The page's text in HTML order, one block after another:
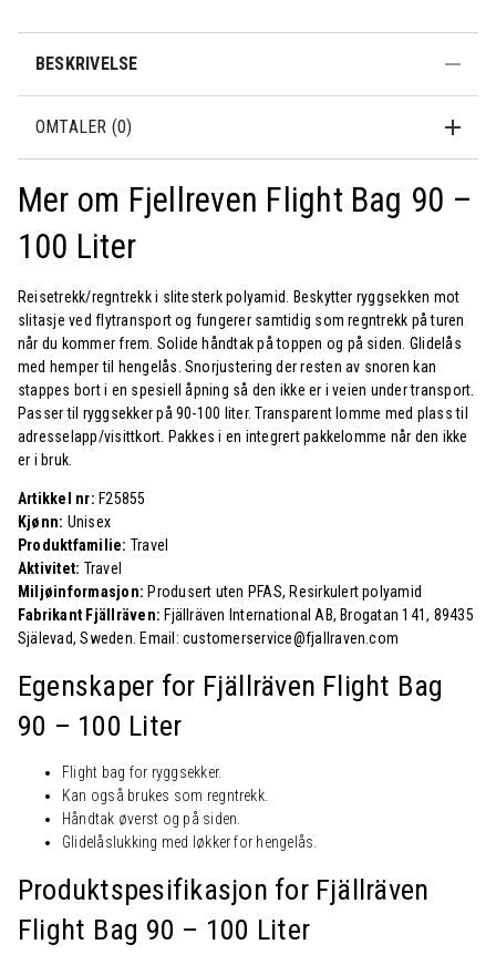
BESKRIVELSE
OMTALER (0)
Mer om Fjellreven Flight Bag 90 –
100 Liter
Reisetrekk/regntrekk i slitesterk polyamid. Beskytter ryggsekken mot
slitasje ved flytransport og fungerer samtidig som regntrekk på turen
når du kommer frem. Solide håndtak på toppen og på siden. Glidelås
med hemper til hengelås. Snorjustering der resten av snoren kan
stappes bort i en spesiell åpning så den ikke er i veien under transport.
Passer til ryggsekker på 90-100 liter. Transparent lomme med plass til
adresselapp/visittkort. Pakkes i en integrert pakkelomme når den ikke
er i bruk.
Artikkel nr: F25855
Kjønn: Unisex
Produktfamilie: Travel
Aktivitet: Travel
Miljøinformasjon: Produsert uten PFAS, Resirkulert polyamid
Fabrikant Fjällräven: Fjällräven International AB, Brogatan 141, 89435
Själevad, Sweden. Email: customerservice@fjallraven.com
Egenskaper for Fjällräven Flight Bag
90 – 100 Liter
Flight bag for ryggsekker.
Kan også brukes som regntrekk.
Håndtak øverst og på siden.
Glidelåslukking med løkker for hengelås.
Produktspesifikasjon for Fjällräven
Flight Bag 90 – 100 Liter